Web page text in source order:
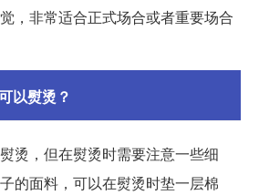
，非常适合正式场合或者重要场合
以熨烫？
烫，但在熨烫时需要注意一些细
的面料，可以在熨烫时垫一层棉